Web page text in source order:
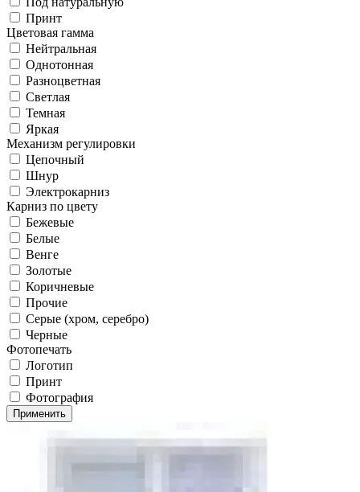
Принт
Цветовая гамма
Нейтральная
Однотонная
Разноцветная
Светлая
Темная
Яркая
Механизм регулировки
Цепочный
Шнур
Электрокарниз
Карниз по цвету
Бежевые
Белые
Венге
Золотые
Коричневые
Прочие
Серые (хром, серебро)
Черные
Фотопечать
Логотип
Принт
Фотография
Применить